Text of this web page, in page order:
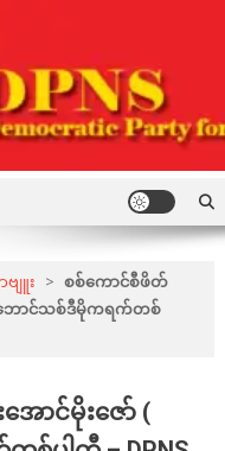
ျူး > စစ်ကောင်စီဖိတ်
လူ့ဘောင်သစ်ဒီမိုကရက်တစ်
ောင်မိုးဇော် (